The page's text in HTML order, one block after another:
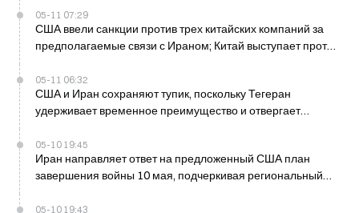
05-11 07:29
США ввели санкции против трех китайских компаний за
предполагаемые связи с Ираном; Китай выступает против
05-11 06:32
США и Иран сохраняют тупик, поскольку Тегеран
удерживает временное преимущество и отвергает
05-10 19:45
Иран направляет ответ на предложенный США план
завершения войны 10 мая, подчеркивая региональный
05-10 19:43